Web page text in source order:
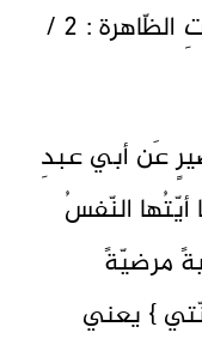
إنَّ اللهَ عزيزٌ حكيم . (تأويلُ الآياتِ الظّاهرة : 2 /
عَن أبي عبدِ
أيّتُها النّفسُ
مرضيّةً
} يعني